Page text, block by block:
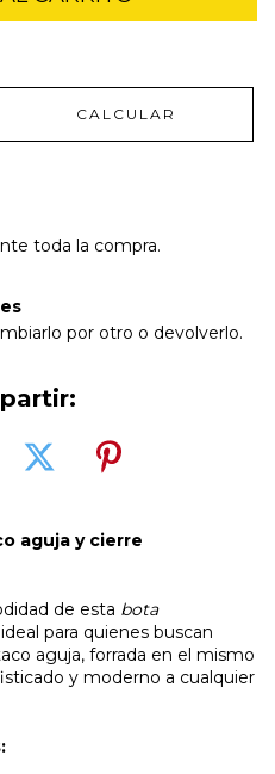
CALCULAR
toda la compra.
por otro o devolverlo.
aguja y cierre
de esta bota
para quienes buscan
aguja, forrada en el mismo
y moderno a cualquier